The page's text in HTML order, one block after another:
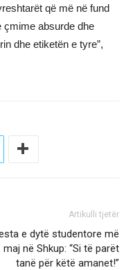
që më në fund
çmime absurde dhe
dhe etiketën e tyre”,
Artikulli tjetër
e dytë studentore më
maj në Shkup: “Si të parët
tanë për këtë amanet!”